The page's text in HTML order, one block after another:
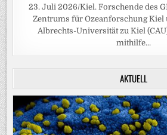
23. Juli 2026/Kiel. Forschende des
Zentrums für Ozeanforschung Kiel
Albrechts-Universität zu Kiel
mithilfe...
AKTUELL